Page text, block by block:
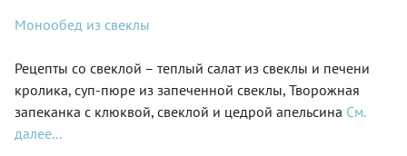
Монообед из свеклы
Рецепты со свеклой – теплый салат из свеклы и печени
кролика, суп-пюре из запеченной свеклы, Творожная
запеканка с клюквой, свеклой и цедрой апельсина См.
далее...